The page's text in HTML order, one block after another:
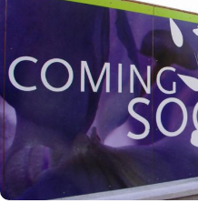
ALUMINIUM
COMPOSITE
LIPONIX
LED
STICKER
VINYL